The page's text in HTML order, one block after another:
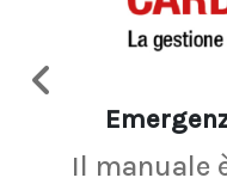
Il manuale